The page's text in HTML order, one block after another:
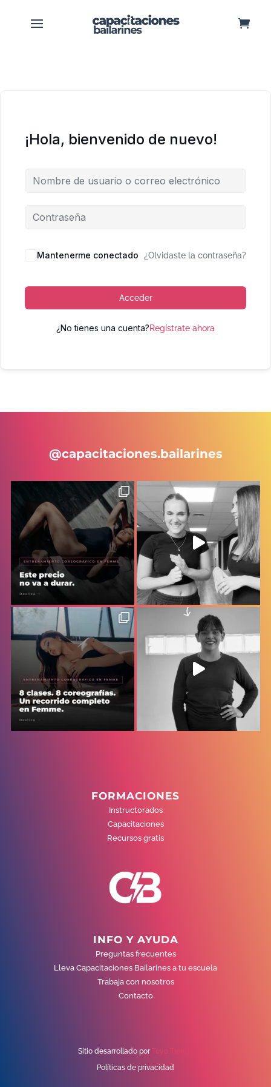
¡Hola, bienvenido de nuevo!
Mantenerme conectado ¿Olvidaste la contraseña?
Acceder
¿No tienes una cuenta?Regístrate ahora
@capacitaciones.bailarines
FORMACIONES
Instructorados
Capacitaciones
Recursos gratis
INFO Y AYUDA
Preguntas frecuentes
Lleva Capacitaciones Bailarines a tu escuela
Trabaja con nosotros
Contacto
Sitio desarrollado porTuyo Tienda
Políticas de privacidad